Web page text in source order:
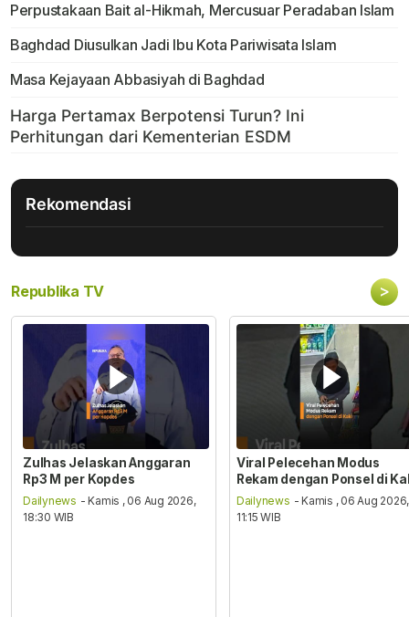
Perpustakaan Bait al-Hikmah, Mercusuar Peradaban Islam
Baghdad Diusulkan Jadi Ibu Kota Pariwisata Islam
Masa Kejayaan Abbasiyah di Baghdad
Rekomendasi
Republika TV >
Zulhas Jelaskan Anggaran
Rp3 M per Kopdes
Dailynews - Kamis , 06 Aug 2026,
18:30 WIB
Viral Pelecehan Modus
Rekam dengan Ponsel di
Dailynews - Kamis , 06 Aug 2026,
11:15 WIB